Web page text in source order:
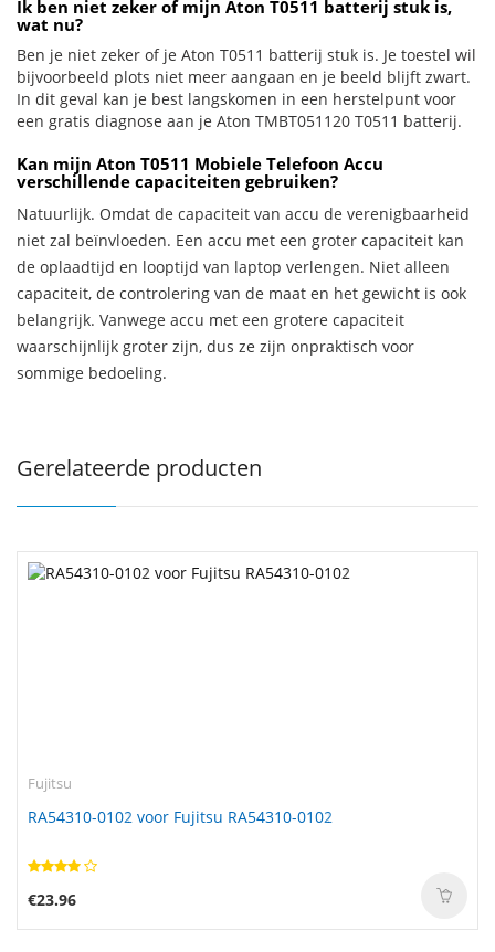
Ik ben niet zeker of mijn Aton T0511 batterij stuk is,
wat nu?
Ben je niet zeker of je Aton T0511 batterij stuk is. Je toestel wil
bijvoorbeeld plots niet meer aangaan en je beeld blijft zwart.
In dit geval kan je best langskomen in een herstelpunt voor
een gratis diagnose aan je Aton TMBT051120 T0511 batterij.
Kan mijn Aton T0511 Mobiele Telefoon Accu
verschillende capaciteiten gebruiken?
Natuurlijk. Omdat de capaciteit van accu de verenigbaarheid
niet zal beïnvloeden. Een accu met een groter capaciteit kan
de oplaadtijd en looptijd van laptop verlengen. Niet alleen
capaciteit, de controlering van de maat en het gewicht is ook
belangrijk. Vanwege accu met een grotere capaciteit
waarschijnlijk groter zijn, dus ze zijn onpraktisch voor
sommige bedoeling.
Gerelateerde producten
Fujitsu
RA54310-0102 voor Fujitsu RA54310-0102
€23.96